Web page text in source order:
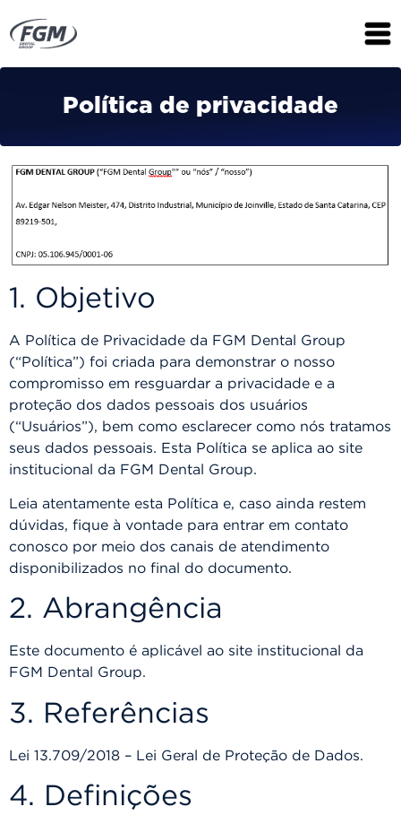
Política de privacidade
1. Objetivo
A Política de Privacidade da FGM Dental Group
(“Política”) foi criada para demonstrar o nosso
compromisso em resguardar a privacidade e a
proteção dos dados pessoais dos usuários
(“Usuários”), bem como esclarecer como nós tratamos
seus dados pessoais. Esta Política se aplica ao site
institucional da FGM Dental Group.
Leia atentamente esta Política e, caso ainda restem
dúvidas, fique à vontade para entrar em contato
conosco por meio dos canais de atendimento
disponibilizados no final do documento.
2. Abrangência
Este documento é aplicável ao site institucional da
FGM Dental Group.
3. Referências
Lei 13.709/2018 – Lei Geral de Proteção de Dados.
4. Definições